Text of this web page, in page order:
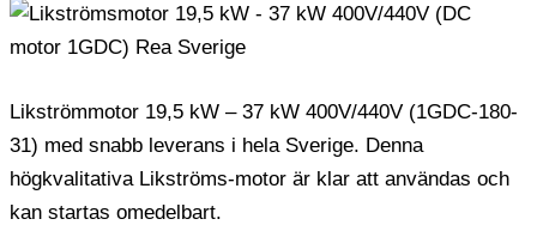
Likströmmotor 19,5 kW – 37 kW 400V/440V (1GDC-180-
31) med snabb leverans i hela Sverige. Denna
högkvalitativa Likströms-motor är klar att användas och
kan startas omedelbart.